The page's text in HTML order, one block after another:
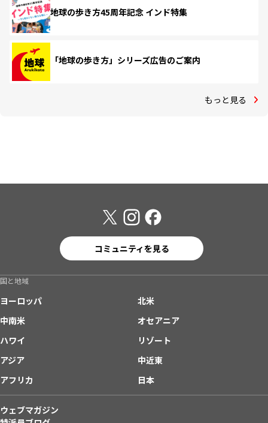
地球の歩き方45周年記念 インド特集
「地球の歩き方」シリーズ広告のご案内
もっと見る
コミュニティを見る
国と地域
ヨーロッパ
北米
中南米
オセアニア
ハワイ
リゾート
アジア
中近東
アフリカ
日本
ウェブマガジン